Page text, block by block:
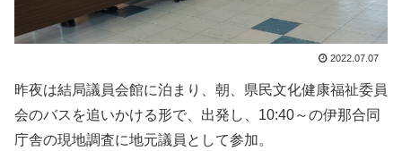
2022.07.07
昨夜は結局議員会館に泊まり、朝、県民文化健康福祉委員
会のバスを追いかける形で、出発し、10:40～の伊那合同
庁舎の現地調査に地元議員として参加。